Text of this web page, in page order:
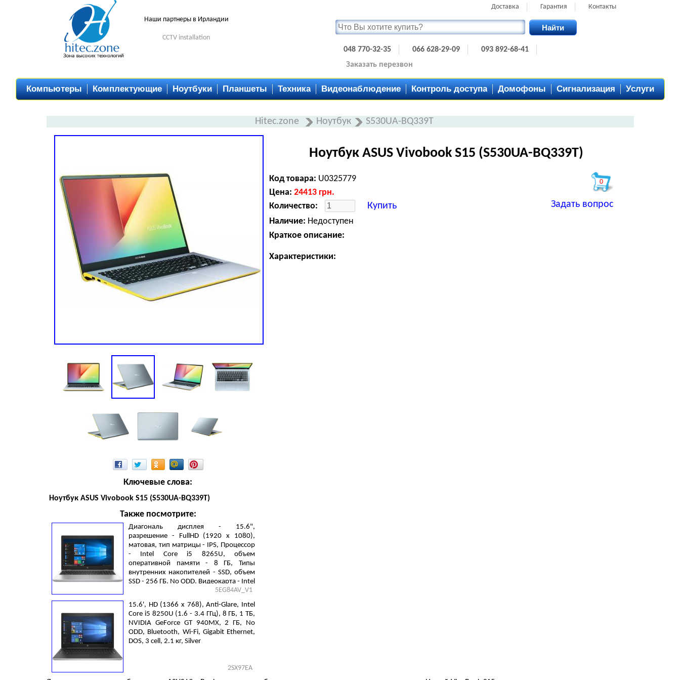
Наши партнеры в Ирландии
CCTV installation
Доставка Гарантия Контакты
Найти
048 770-32-35 066 628-29-09
093 892-68-41
Заказать перезвон
Компьютеры Комплектующие Ноутбуки Планшеты Техника Видеонаблюдение Контроль доступа Домофоны Сигнализация Услуги
Hitec.zone Ноутбук S530UA-BQ339T
Ключевые слова:
Ноутбук ASUS Vivobook S15 (S530UA-BQ339T)
Также посмотрите:
Диагональ дисплея - 15.6",
разрешение - FullHD (1920 х 1080),
матовая, тип матрицы - IPS, Процессор
- Intel Core i5 8265U, объем
оперативной памяти - 8 ГБ, Типы
внутренних накопителей - SSD, объем
SSD - 256 ГБ, No ODD, Видеокарта - Intel
UHD Graphics 620, Gigabit Ethernet,
DOS, 3 cell, 2.1 кг, Silver
5EG84AV_V1
15.6', HD (1366 х 768), Anti-Glare, Intel
Core i5 8250U (1.6 - 3.4 ГГц), 8 ГБ, 1 ТБ,
NVIDIA GeForce GT 940MX, 2 ГБ, No
ODD, Bluetooth, Wi-Fi, Gigabit Ethernet,
DOS, 3 cell, 2.1 кг, Silver
2SX97EA
Ноутбук ASUS Vivobook S15 (S530UA-BQ339T)
Код товара: U0325779 0
Цена: 24413 грн.
Количество:
Купить Задать вопрос
Наличие: Недоступен
Краткое описание:
Характеристики: